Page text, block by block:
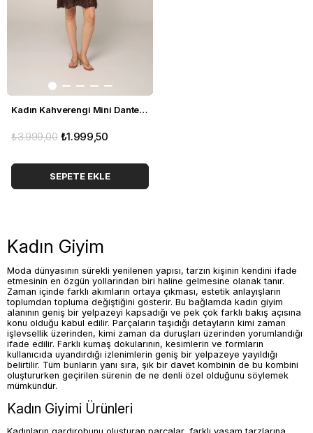
Kadın Kahverengi Mini Dantel Elbise
₺1.999,50
₺3.999,00
SEPETE EKLE
Kadın Giyim
Moda dünyasının sürekli yenilenen yapısı, tarzın kişinin kendini ifade
etmesinin en özgün yollarından biri haline gelmesine olanak tanır.
Zaman içinde farklı akımların ortaya çıkması, estetik anlayışların
toplumdan topluma değiştiğini gösterir. Bu bağlamda kadın giyim
alanının geniş bir yelpazeyi kapsadığı ve pek çok farklı bakış açısına
konu olduğu kabul edilir. Parçaların taşıdığı detayların kimi zaman
işlevsellik üzerinden, kimi zaman da duruşları üzerinden yorumlandığı
ifade edilir. Farklı kumaş dokularının, kesimlerin ve formların
kullanıcıda uyandırdığı izlenimlerin geniş bir yelpazeye yayıldığı
belirtilir. Tüm bunların yanı sıra, şık bir davet kombinin de bu kombini
oluştururken geçirilen sürenin de ne denli özel olduğunu söylemek
mümkündür.
Kadın Giyimi Ürünleri